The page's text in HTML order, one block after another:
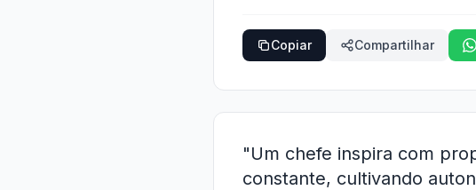
Copiar Compartilhar
"Um chefe inspira com
constante, cultivando